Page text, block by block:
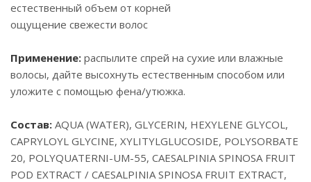
естественный объем от корней
ощущение свежести волос
Применение: распылите спрей на сухие или влажные
волосы, дайте высохнуть естественным способом или
уложите с помощью фена/утюжка.
Состав: AQUA (WATER), GLYCERIN, HEXYLENE GLYCOL,
CAPRYLOYL GLYCINE, XYLITYLGLUCOSIDE, POLYSORBATE
20, POLYQUATERNI-UM-55, CAESALPINIA SPINOSA FRUIT
POD EXTRACT / CAESALPINIA SPINOSA FRUIT EXTRACT,